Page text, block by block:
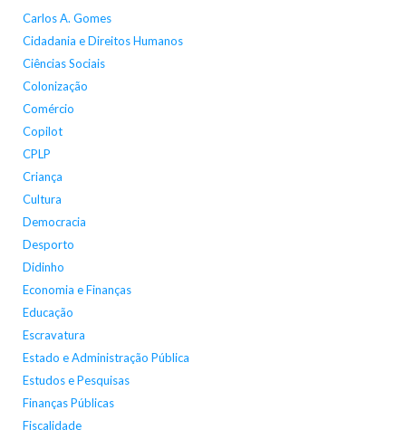
Carlos A. Gomes
Cidadania e Direitos Humanos
Ciências Sociais
Colonização
Comércio
Copilot
CPLP
Criança
Cultura
Democracia
Desporto
Didinho
Economia e Finanças
Educação
Escravatura
Estado e Administração Pública
Estudos e Pesquisas
Finanças Públicas
Fiscalidade